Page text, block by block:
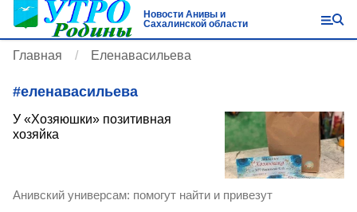
Новости Анивы и
Сахалинской области
Главная Еленавасильева
#еленавасильева
У «Хозяюшки» позитивная
хозяйка
Анивский универсам: помогут найти и привезут